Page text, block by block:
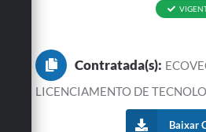
Contratada(s):
LICENCIAMENTO DE
Baixar